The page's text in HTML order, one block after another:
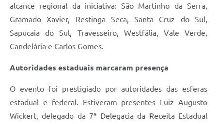
alcance regional da iniciativa: São Martinho da Serra,
Gramado Xavier, Restinga Seca, Santa Cruz do Sul,
Sapucaia do Sul, Travesseiro, Westfália, Vale Verde,
Candelária e Carlos Gomes.
Autoridades estaduais marcaram presença
O evento foi prestigiado por autoridades das esferas
estadual e federal. Estiveram presentes Luiz Augusto
Wickert, delegado da 7ª Delegacia da Receita Estadual